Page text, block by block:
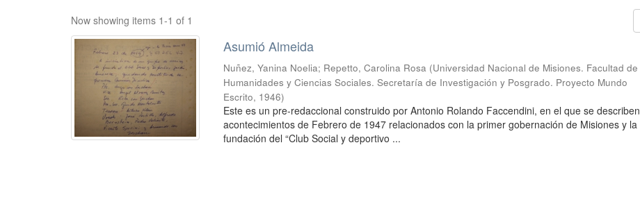
Now showing items 1-1 of 1
Asumió Almeida
Nuñez, Yanina Noelia; Repetto, Carolina Rosa (Universidad Nacional de Misiones. Facultad de
Humanidades y Ciencias Sociales. Secretaría de Investigación y Posgrado. Proyecto Mundo
Escrito, 1946)
Este es un pre-redaccional construido por Antonio Rolando Faccendini, en el que se describen
acontecimientos de Febrero de 1947 relacionados con la primer gobernación de Misiones y la
fundación del “Club Social y deportivo ...